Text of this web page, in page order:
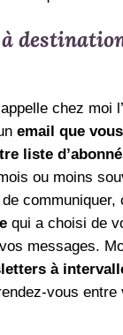
chez moi
email que
liste
ou moins
communiquer,
qui a choisi de
messages.
à
vous